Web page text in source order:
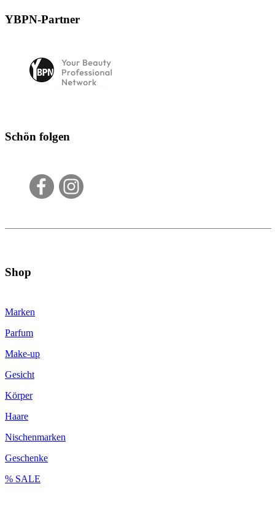
YBPN-Partner
Schön folgen
Shop
Marken
Parfum
Make-up
Gesicht
Körper
Haare
Nischenmarken
Geschenke
% SALE